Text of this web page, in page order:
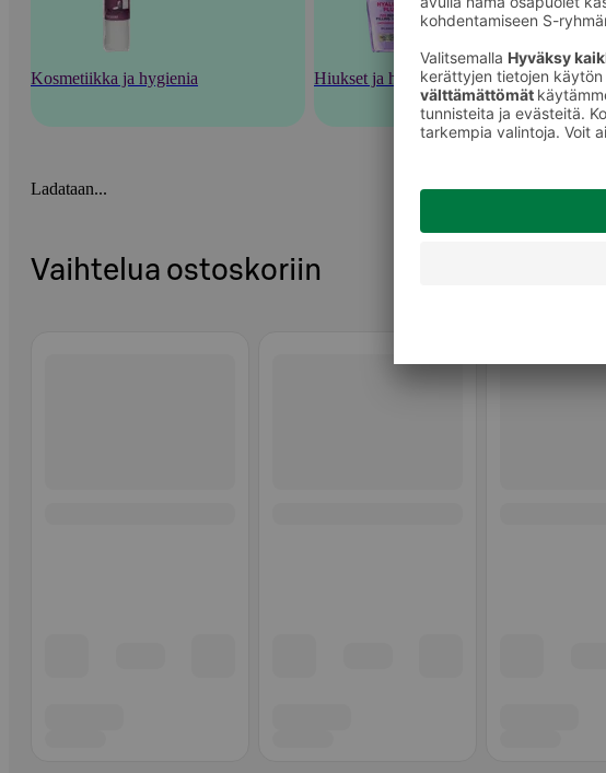
Kosmetiikka ja hygienia Hiukset ja hiustenhoito
Ladataan...
Vaihtelua ostoskoriin